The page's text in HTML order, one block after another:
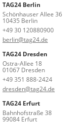
TAG24 Berlin
Schönhauser Allee 36
10435 Berlin
+49 30 120880900
berlin@tag24.de
TAG24 Dresden
Ostra-Allee 18
01067 Dresden
+49 351 888-2424
dresden@tag24.de
TAG24 Erfurt
Bahnhofstraße 38
99084 Erfurt